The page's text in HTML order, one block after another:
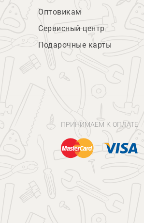
Оптовикам
Сервисный центр
Подарочные карты
ПРИНИМАЕМ К ОПЛАТЕ